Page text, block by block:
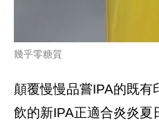
幾乎零糖質
顛覆慢慢品嘗IPA的既有
飲的新IPA正適合炎炎夏